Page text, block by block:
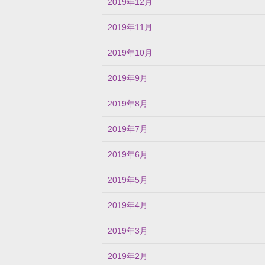
2019年11月
2019年10月
2019年9月
2019年8月
2019年7月
2019年6月
2019年5月
2019年4月
2019年3月
2019年2月